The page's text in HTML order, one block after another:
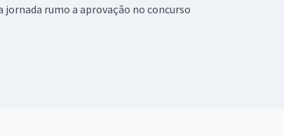
jornada rumo a aprovação no concurso